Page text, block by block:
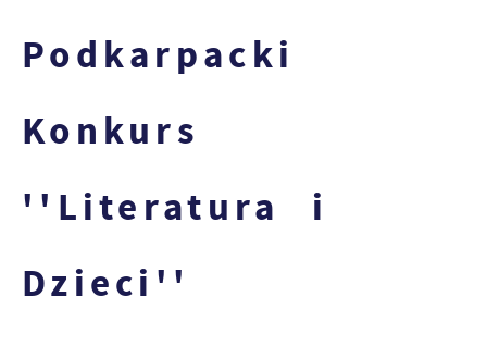
Podkarpacki
Konkurs
''Literatura i
Dzieci''